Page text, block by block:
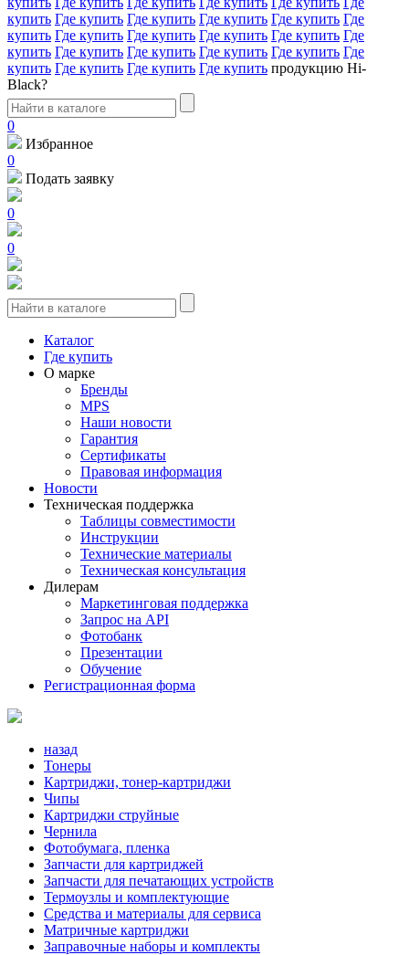
купить Где купить Где купить Где купить Где купить Где
купить Где купить Где купить Где купить Где купить Где
купить Где купить Где купить Где купить Где купить Где
купить Где купить Где купить Где купить продукцию Hi-
Black?
0
Избранное
0
Подать заявку
0
0
Каталог
Где купить
О марке
Бренды
MPS
Наши новости
Гарантия
Сертификаты
Правовая информация
Новости
Техническая поддержка
Таблицы совместимости
Инструкции
Технические материалы
Техническая консультация
Дилерам
Маркетинговая поддержка
Запрос на API
Фотобанк
Презентации
Обучение
Регистрационная форма
назад
Тонеры
Картриджи, тонер-картриджи
Чипы
Картриджи струйные
Чернила
Фотобумага, пленка
Запчасти для картриджей
Запчасти для печатающих устройств
Термоузлы и комплектующие
Средства и материалы для сервиса
Матричные картриджи
Заправочные наборы и комплекты